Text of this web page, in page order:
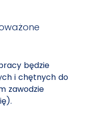
będzie
i chętnych do
zawodzie